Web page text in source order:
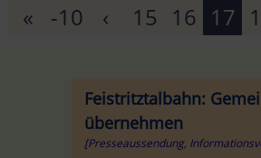
« -10 ‹ 15 16 17
Feistritztalbahn:
übernehmen
[Presseaussendung,